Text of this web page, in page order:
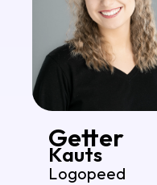
Getter
Kauts
Logopeed